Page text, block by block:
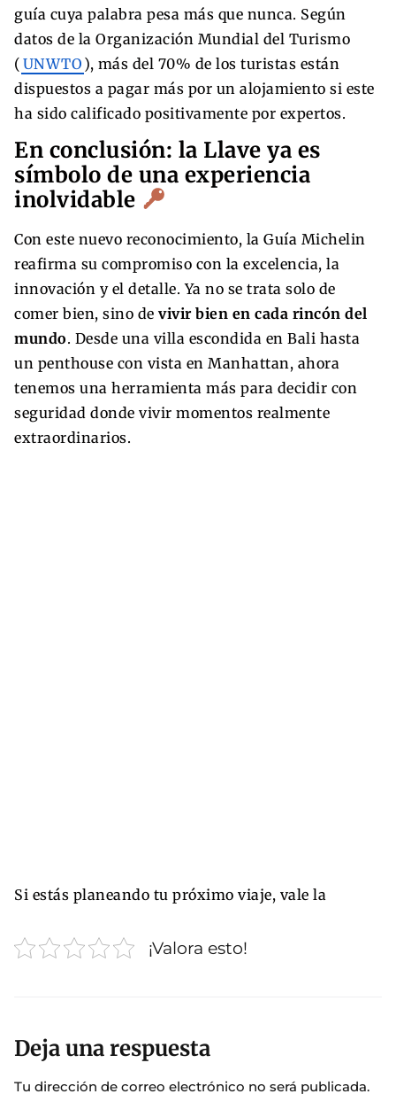
guía cuya palabra pesa más que nunca. Según
datos de la Organización Mundial del Turismo
( UNWTO ), más del 70% de los turistas están
dispuestos a pagar más por un alojamiento si este
ha sido calificado positivamente por expertos.
En conclusión: la Llave ya es
símbolo de una experiencia
inolvidable
Con este nuevo reconocimiento, la Guía Michelin
reafirma su compromiso con la excelencia, la
innovación y el detalle. Ya no se trata solo de
comer bien, sino de vivir bien en cada rincón del
mundo. Desde una villa escondida en Bali hasta
un penthouse con vista en Manhattan, ahora
tenemos una herramienta más para decidir con
seguridad donde vivir momentos realmente
extraordinarios.
Si estás planeando tu próximo viaje, vale la
¡Valora esto!
Deja una respuesta
Tu dirección de correo electrónico no será publicada.